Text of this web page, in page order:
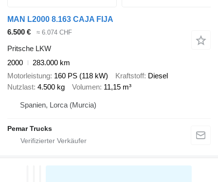
MAN L2000 8.163 CAJA FIJA
6.500 €
≈ 6.074 CHF
Pritsche LKW
2000
283.000 km
Motorleistung 160 PS (118 kW) Kraftstoff Diesel
Nutzlast 4.500 kg Volumen 11,15 m³
Spanien, Lorca (Murcia)
Pemar Trucks